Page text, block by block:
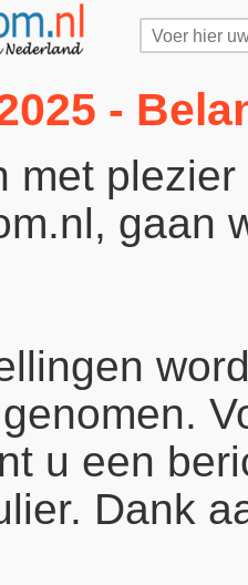
-
met
gaan
u een
Dank